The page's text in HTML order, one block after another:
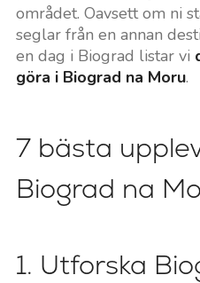
området. Oavsett om ni
seglar från en annan
en dag i Biograd listar vi
göra i Biograd na Moru.
7 bästa
Biograd na
1. Utforska